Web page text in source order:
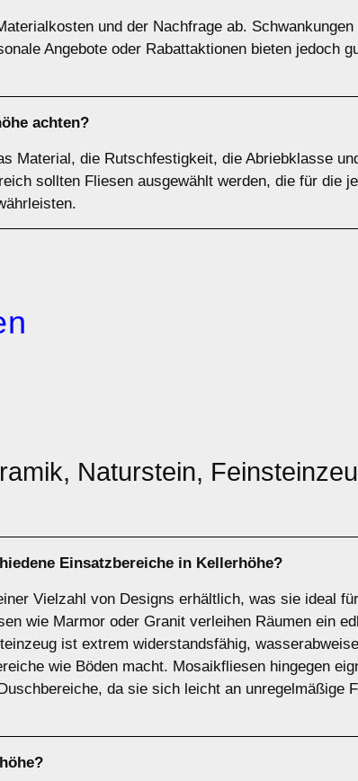
und der Nachfrage ab. Schwankungen
Angebote oder Rabattaktionen bieten jedoch
achten?
Material, die Rutschfestigkeit, die Abriebklasse
sollten Fliesen ausgewählt werden, die für die
Naturstein,
Einsatzbereiche in Kellerhöhe?
Vielzahl von Designs erhältlich, was sie ideal
wie Marmor oder Granit verleihen Räumen ein
ist extrem widerstandsfähig,
wie Böden macht. Mosaikfliesen hingegen
da sie sich leicht an unregelmäßige